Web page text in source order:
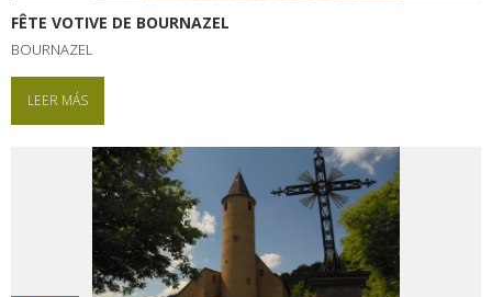
FÊTE VOTIVE DE BOURNAZEL
BOURNAZEL
LEER MÁS